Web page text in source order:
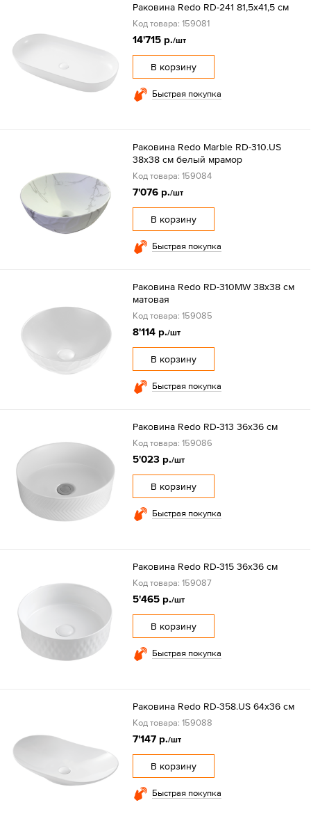
Раковина Redo RD-241 81,5x41,5 см
Код товара: 159081
14'715 р./шт
В корзину
Быстрая покупка
Раковина Redo Marble RD-310.US
38х38 см белый мрамор
Код товара: 159084
7'076 р./шт
В корзину
Быстрая покупка
Раковина Redo RD-310MW 38х38 см
матовая
Код товара: 159085
8'114 р./шт
В корзину
Быстрая покупка
Раковина Redo RD-313 36x36 см
Код товара: 159086
5'023 р./шт
В корзину
Быстрая покупка
Раковина Redo RD-315 36x36 см
Код товара: 159087
5'465 р./шт
В корзину
Быстрая покупка
Раковина Redo RD-358.US 64x36 см
Код товара: 159088
7'147 р./шт
В корзину
Быстрая покупка